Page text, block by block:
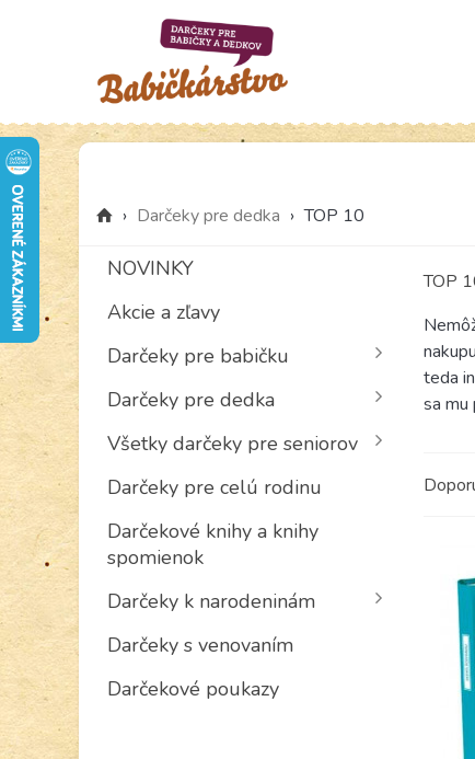
› Darčeky pre dedka › TOP 10
NOVINKY
Akcie a zľavy
Darčeky pre babičku
Darčeky pre dedka
Všetky darčeky pre seniorov
Darčeky pre celú rodinu
Darčekové knihy a knihy
spomienok
Darčeky k narodeninám
Darčeky s venovaním
Darčekové poukazy
TOP
teda
sa mu